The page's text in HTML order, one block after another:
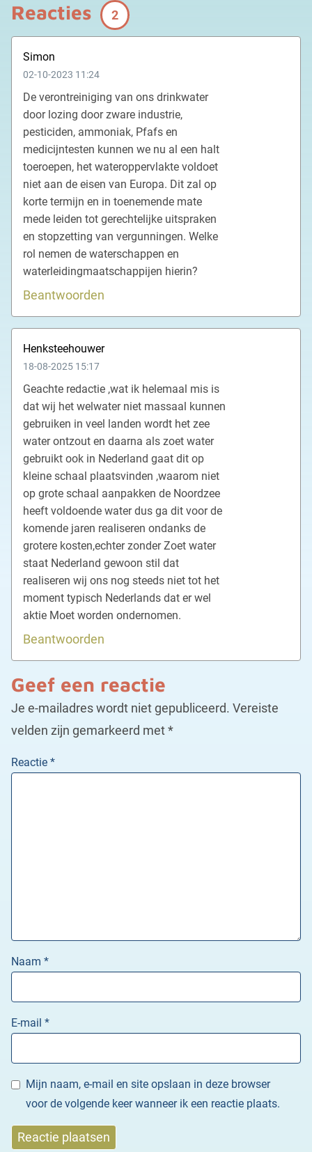
Geef een reactie
Je e-mailadres wordt niet gepubliceerd. Vereiste
velden zijn gemarkeerd met*
Reactie *
Naam *
E-mail *
Mijn naam, e-mail en site opslaan in deze browser
voor de volgende keer wanneer ik een reactie plaats.
Reacties 2
Simon
02-10-2023 11:24
De verontreiniging van ons drinkwater
door lozing door zware industrie,
pesticiden, ammoniak, Pfafs en
medicijntesten kunnen we nu al een halt
toeroepen, het wateroppervlakte voldoet
niet aan de eisen van Europa. Dit zal op
korte termijn en in toenemende mate
mede leiden tot gerechtelijke uitspraken
en stopzetting van vergunningen. Welke
rol nemen de waterschappen en
waterleidingmaatschappijen hierin?
Beantwoorden
Henksteehouwer
18-08-2025 15:17
Geachte redactie ,wat ik helemaal mis is
dat wij het welwater niet massaal kunnen
gebruiken in veel landen wordt het zee
water ontzout en daarna als zoet water
gebruikt ook in Nederland gaat dit op
kleine schaal plaatsvinden ,waarom niet
op grote schaal aanpakken de Noordzee
heeft voldoende water dus ga dit voor de
komende jaren realiseren ondanks de
grotere kosten,echter zonder Zoet water
staat Nederland gewoon stil dat
realiseren wij ons nog steeds niet tot het
moment typisch Nederlands dat er wel
aktie Moet worden ondernomen.
Beantwoorden